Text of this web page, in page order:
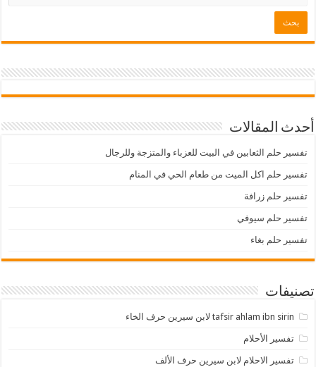
أحدث المقالات
تفسير حلم الثعابين في البيت للعزباء والمتزجة وللرجال
تفسير حلم اكل الميت من طعام الحي في المنام
تفسير حلم زرافة
تفسير حلم سيوفي
تفسير حلم بغاء
تصنيفات
tafsir ahlam ibn sirin لابن سيرين حرف الخاء
تفسير الأحلام
تفسير الاحلام لابن سيرين حرف الألف